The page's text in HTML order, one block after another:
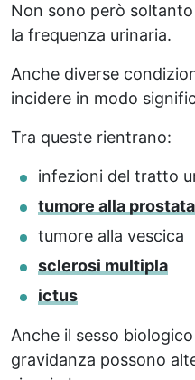
Non sono però
la frequenza urinaria.
Anche diverse
incidere in modo
Tra queste rientrano:
infezioni del tratto
tumore alla prostata
tumore alla vescica
sclerosi multipla
ictus
Anche il sesso
gravidanza possono